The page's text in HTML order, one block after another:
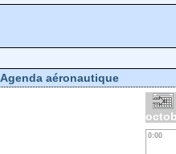
Agenda aéronautique
0:00